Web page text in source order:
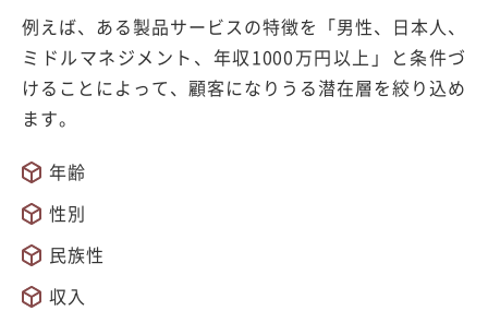
例えば、ある製品サービスの特徴を「男性、日本人、
ミドルマネジメント、年収1000万円以上」と条件づ
けることによって、顧客になりうる潜在層を絞り込め
ます。
年齢
性別
民族性
収入